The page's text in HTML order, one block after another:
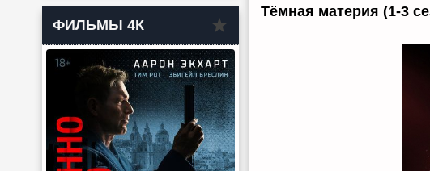
ФИЛЬМЫ 4К
Тёмная материя (1-3